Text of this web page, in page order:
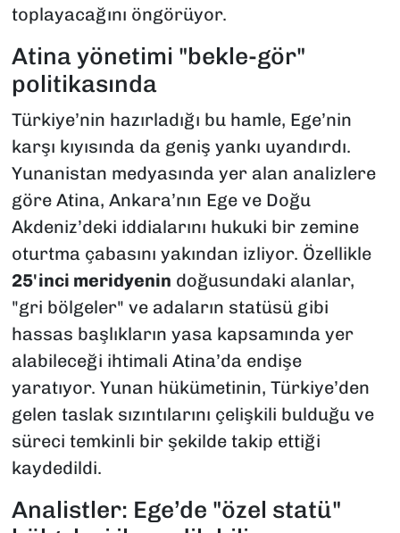
toplayacağını öngörüyor.
Atina yönetimi "bekle-gör"
politikasında
Türkiye’nin hazırladığı bu hamle, Ege’nin
karşı kıyısında da geniş yankı uyandırdı.
Yunanistan medyasında yer alan analizlere
göre Atina, Ankara’nın Ege ve Doğu
Akdeniz’deki iddialarını hukuki bir zemine
oturtma çabasını yakından izliyor. Özellikle
25'inci meridyenin doğusundaki alanlar,
"gri bölgeler" ve adaların statüsü gibi
hassas başlıkların yasa kapsamında yer
alabileceği ihtimali Atina’da endişe
yaratıyor. Yunan hükümetinin, Türkiye’den
gelen taslak sızıntılarını çelişkili bulduğu ve
süreci temkinli bir şekilde takip ettiği
kaydedildi.
Analistler: Ege’de "özel statü"